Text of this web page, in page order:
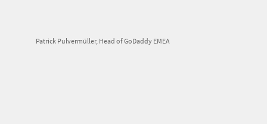
Patrick Pulvermüller, Head of GoDaddy EMEA